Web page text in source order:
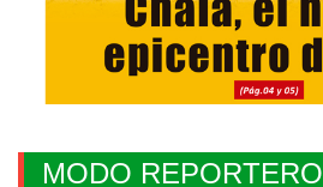
MODO REPORTERO